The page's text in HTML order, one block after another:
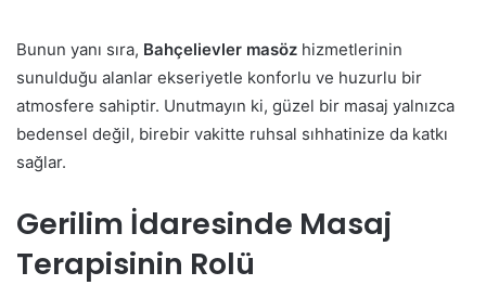
Bunun yanı sıra, Bahçelievler masöz hizmetlerinin
sunulduğu alanlar ekseriyetle konforlu ve huzurlu bir
atmosfere sahiptir. Unutmayın ki, güzel bir masaj yalnızca
bedensel değil, birebir vakitte ruhsal sıhhatinize da katkı
sağlar.
Gerilim İdaresinde Masaj
Terapisinin Rolü